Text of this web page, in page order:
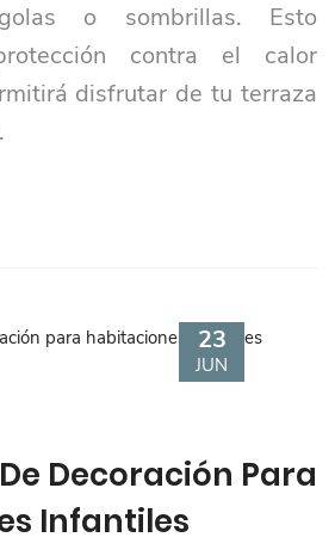
o sombrillas. Esto
contra el calor
disfrutar de tu terraza
23
JUN
Decoración Para
Infantiles